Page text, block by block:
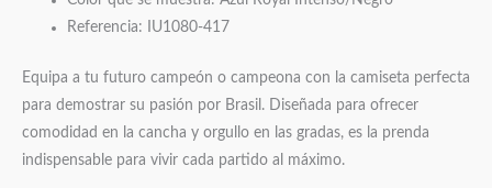
Referencia: IU1080-417
Equipa a tu futuro campeón o campeona con la camiseta perfecta
para demostrar su pasión por Brasil. Diseñada para ofrecer
comodidad en la cancha y orgullo en las gradas, es la prenda
indispensable para vivir cada partido al máximo.